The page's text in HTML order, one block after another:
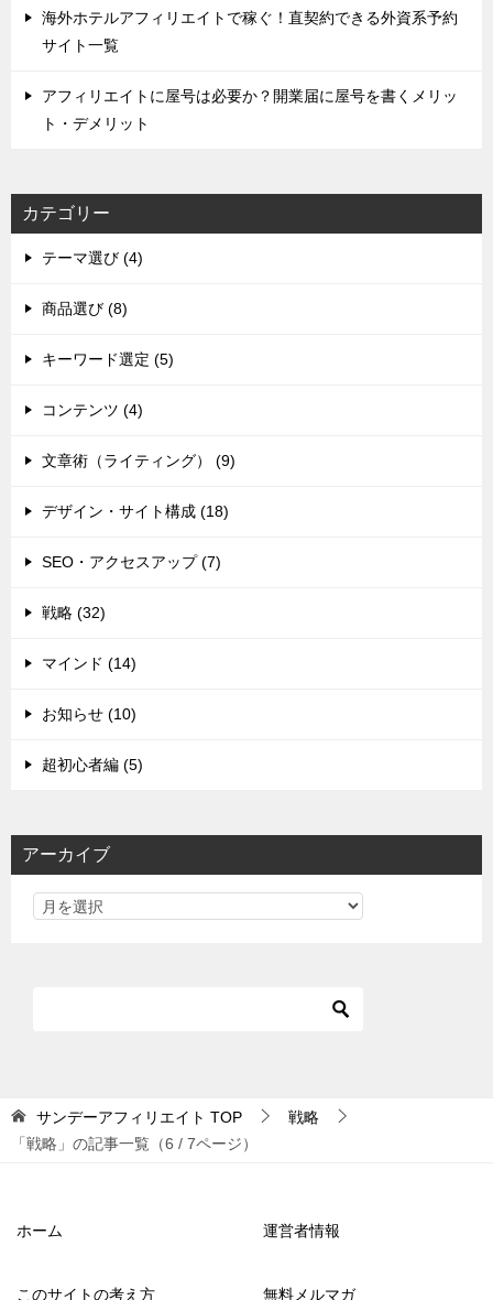
海外ホテルアフィリエイトで稼ぐ！直契約できる外資系予約
サイト一覧
アフィリエイトに屋号は必要か？開業届に屋号を書くメリッ
ト・デメリット
カテゴリー
テーマ選び (4)
商品選び (8)
キーワード選定 (5)
コンテンツ (4)
文章術（ライティング） (9)
デザイン・サイト構成 (18)
SEO・アクセスアップ (7)
戦略 (32)
マインド (14)
お知らせ (10)
超初心者編 (5)
アーカイブ
サンデーアフィリエイト TOP
戦略
「戦略」の記事一覧（6 / 7ページ）
ホーム 運営者情報
このサイトの考え方 無料メルマガ